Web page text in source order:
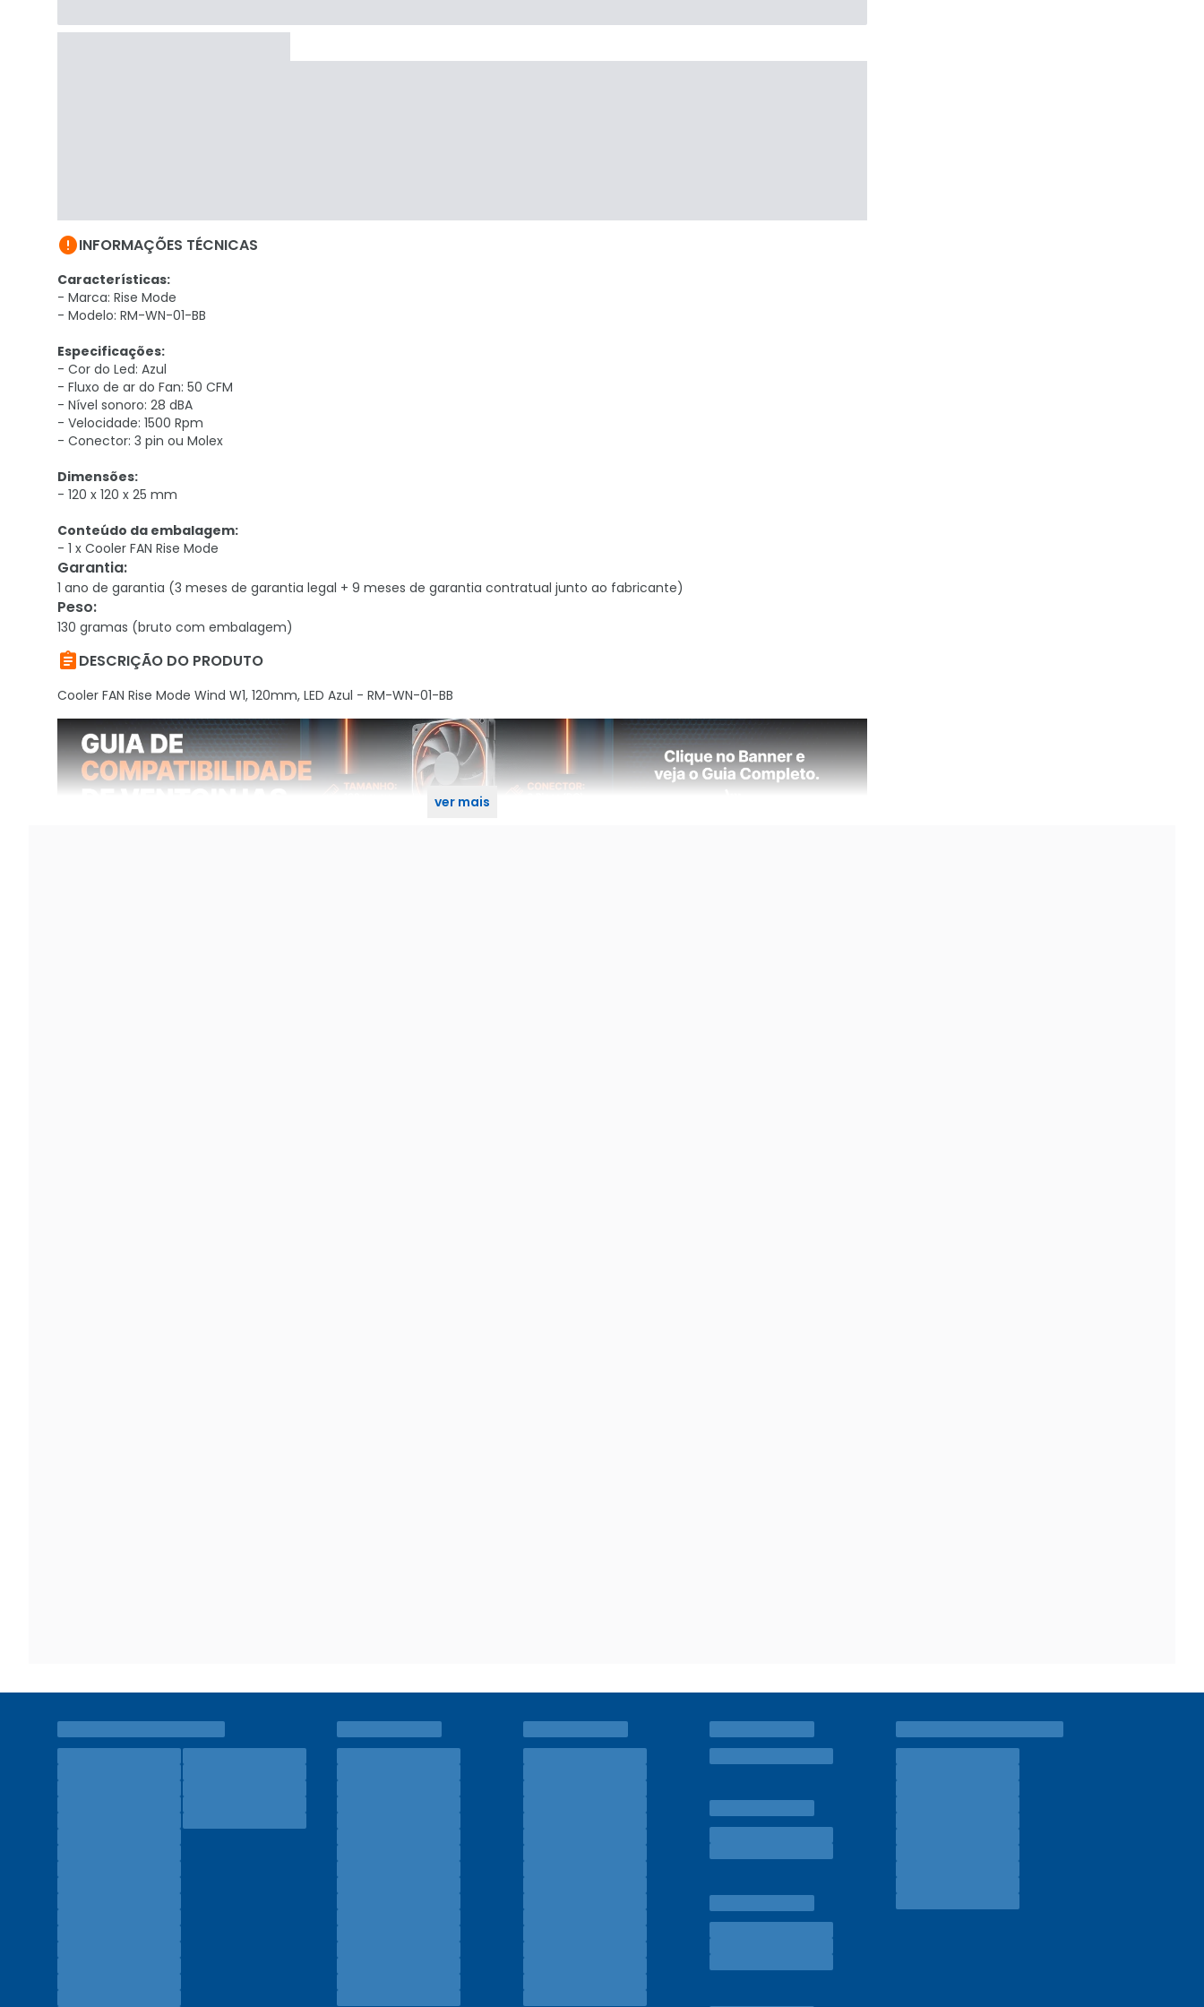
INFORMAÇÕES TÉCNICAS
Características:
- Marca: Rise Mode
- Modelo: RM-WN-01-BB
Especificações:
- Cor do Led: Azul
- Fluxo de ar do Fan: 50 CFM
- Nível sonoro: 28 dBA
- Velocidade: 1500 Rpm
- Conector: 3 pin ou Molex
Dimensões:
- 120 x 120 x 25 mm
Conteúdo da embalagem:
- 1 x Cooler FAN Rise Mode
Garantia:
1 ano de garantia (3 meses de garantia legal + 9 meses de garantia contratual junto ao fabricante)
Peso:
130 gramas (bruto com embalagem)
DESCRIÇÃO DO PRODUTO
Cooler FAN Rise Mode Wind W1, 120mm, LED Azul - RM-WN-01-BB
ver mais